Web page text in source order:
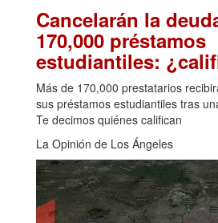
Cancelarán la
170,000 préstamos
estudiantiles:
Más de 170,000 prestatarios
sus préstamos estudiantiles tras
Te decimos quiénes califican
La Opinión de Los Ángeles